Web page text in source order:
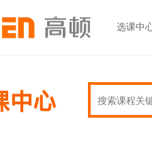
选课中
大学生升
考研 HOT